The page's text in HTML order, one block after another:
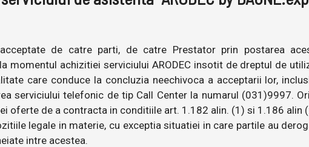
de catre parti, de catre Prestator prin postarea
achizitiei serviciului ARODEC insotit de dreptul de
care conduce la concluzia neechivoca a acceptarii lor,
serviciului telefonic de tip Call Center la numarul (031)9997.
oferte de a contracta in conditiile art. 1.182 alin. (1) si 1.186 alin
legale in materie, cu exceptia situatiei in care partile au
intre acestea.